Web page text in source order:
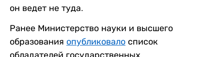
он ведет не туда.
Ранее Министерство науки и высшего
образования опубликовало список
обладателей государственных